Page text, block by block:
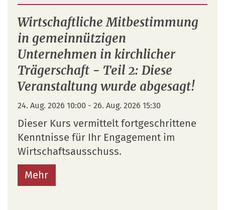
Datum: 24. August 2026
Wirtschaftliche Mitbestimmung
in gemeinnützigen
Unternehmen in kirchlicher
Trägerschaft - Teil 2: Diese
Veranstaltung wurde abgesagt!
24. Aug. 2026 10:00 - 26. Aug. 2026 15:30
Dieser Kurs vermittelt fortgeschrittene
Kenntnisse für Ihr Engagement im
Wirtschaftsausschuss.
Mehr